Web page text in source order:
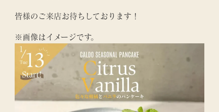
皆様のご来店お待ちしております！
※画像はイメージです。